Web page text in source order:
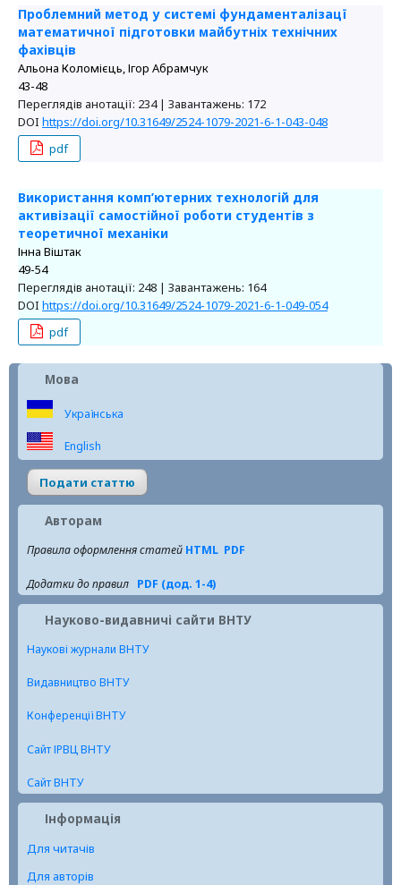
Проблемний метод у системі фундаменталізацї
математичної підготовки майбутніх технічних
фахівців
Альона Коломієць, Ігор Абрамчук
43-48
Переглядів анотації: 234 | Завантажень: 172
DOI https://doi.org/10.31649/2524-1079-2021-6-1-043-048
pdf
Використання комп’ютерних технологій для
активізації самостійної роботи студентів з
теоретичної механіки
Інна Віштак
49-54
Переглядів анотації: 248 | Завантажень: 164
DOI https://doi.org/10.31649/2524-1079-2021-6-1-049-054
pdf
Мова
Українська
English
Подати статтю
Авторам
Правила оформлення статей HTML PDF
Додатки до правил PDF (дод. 1-4)
Науково-видавничі сайти ВНТУ
Наукові журнали ВНТУ
Видавництво ВНТУ
Конференції ВНТУ
Сайт ІРВЦ ВНТУ
Сайт ВНТУ
Інформація
Для читачів
Для авторів